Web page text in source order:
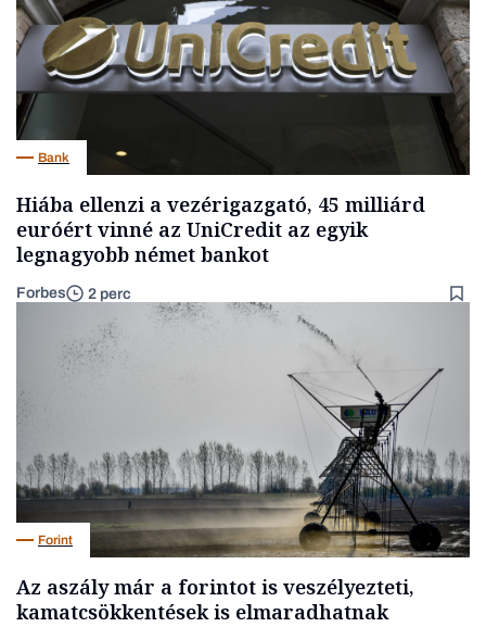
Bank
Hiába ellenzi a vezérigazgató, 45 milliárd
euróért vinné az UniCredit az egyik
legnagyobb német bankot
Forbes 2 perc
Forint
Az aszály már a forintot is veszélyezteti,
kamatcsökkentések is elmaradhatnak